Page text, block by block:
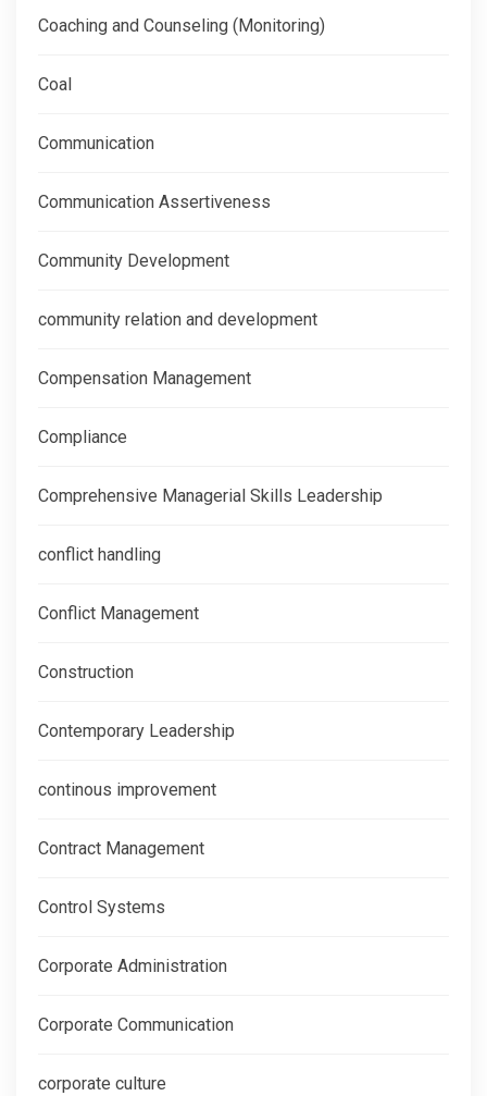
Coaching and Counseling (Monitoring)
Coal
Communication
Communication Assertiveness
Community Development
community relation and development
Compensation Management
Compliance
Comprehensive Managerial Skills Leadership
conflict handling
Conflict Management
Construction
Contemporary Leadership
continous improvement
Contract Management
Control Systems
Corporate Administration
Corporate Communication
corporate culture